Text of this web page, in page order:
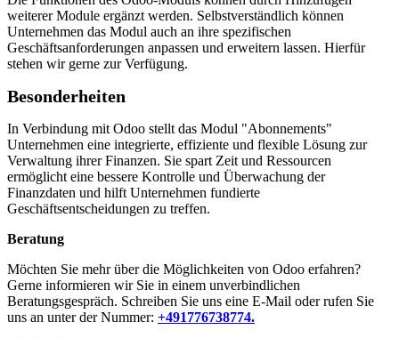
weiterer Module ergänzt werden. Selbstverständlich können
Unternehmen das Modul auch an ihre spezifischen
Geschäftsanforderungen anpassen und erweitern lassen. Hierfür
stehen wir gerne zur Verfügung.
Besonderheiten
In Verbindung mit Odoo stellt das Modul "Abonnements"
Unternehmen eine integrierte, effiziente und flexible Lösung zur
Verwaltung ihrer Finanzen. Sie spart Zeit und Ressourcen
ermöglicht eine bessere Kontrolle und Überwachung der
Finanzdaten und hilft Unternehmen fundierte
Geschäftsentscheidungen zu treffen.
Beratung
Möchten Sie mehr über die Möglichkeiten von Odoo erfahren?
Gerne informieren wir Sie in einem unverbindlichen
Beratungsgespräch. Schreiben Sie uns eine E-Mail oder rufen Sie
uns an unterder Nummer: +491776738774.